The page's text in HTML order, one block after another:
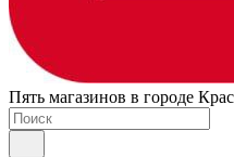
Пять магазинов в городе